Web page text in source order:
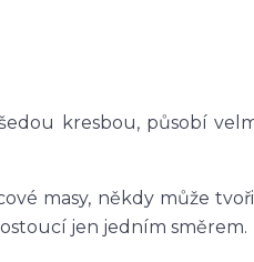
kresbou, působí
masy, někdy může
jen jedním směrem.